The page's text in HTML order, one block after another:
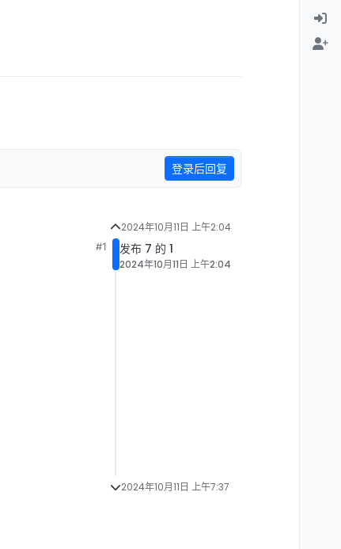
登录后回复
#1
2024年10月11日 上午2:04
发布 7 的 1
2024年10月11日 上午2:04
2024年10月11日 上午7:37